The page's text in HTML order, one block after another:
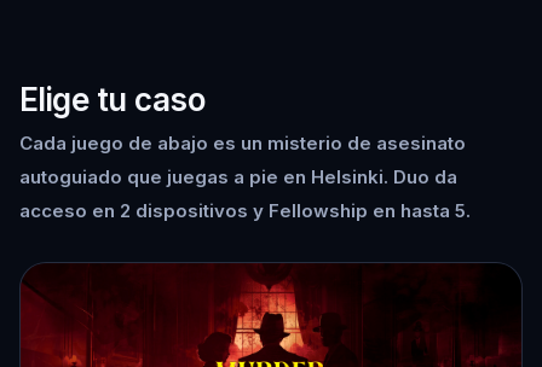
Elige tu caso
Cada juego de abajo es un misterio de asesinato
autoguiado que juegas a pie en Helsinki. Duo da
acceso en 2 dispositivos y Fellowship en hasta 5.